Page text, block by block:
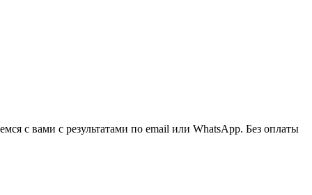
с вами с результатами по email или WhatsApp. Без оплаты